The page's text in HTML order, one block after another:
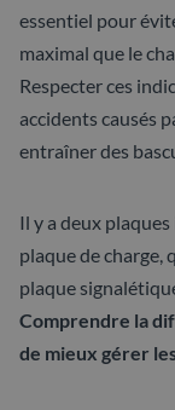
essentiel pour
maximal que le
Respecter ces
accidents causés
entraîner des
Il y a deux
plaque de charge,
plaque
Comprendre la
de mieux gérer